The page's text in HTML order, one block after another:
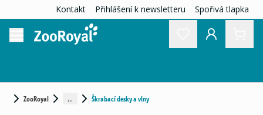
Kontakt Přihlášení k newsletteru Spořivá tlapka
ZooRoyal ... Škrabací desky a vlny